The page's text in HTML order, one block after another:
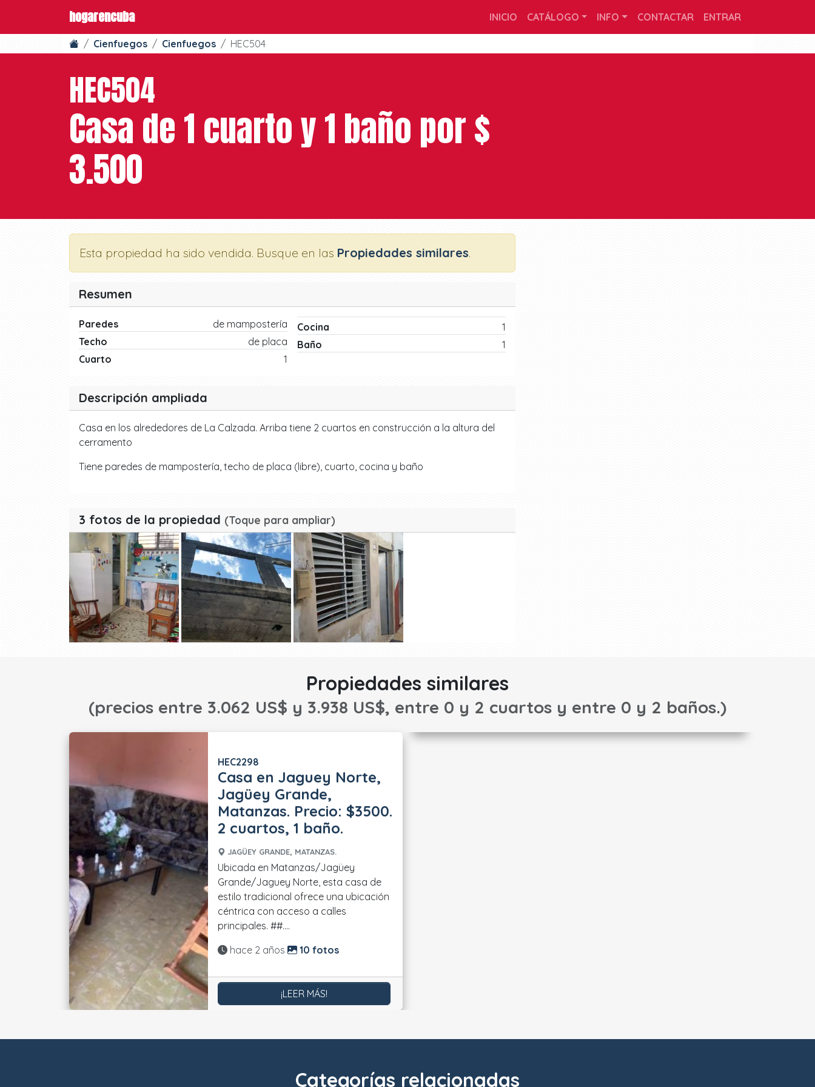
hogarencuba INICIO CATÁLOGO INFO CONTACTAR ENTRAR
Cienfuegos Cienfuegos HEC504
HEC504
Casa de 1 cuarto y 1 baño por $
3.500
Esta propiedad ha sido vendida. Busque en las Propiedades similares.
Resumen
Paredes
de mampostería
Techo
de placa
Cuarto
1
Cocina
1
Baño
1
Descripción ampliada
Casa en los alrededores de La Calzada. Arriba tiene 2 cuartos en construcción a la altura del
cerramento
Tiene paredes de mampostería, techo de placa (libre), cuarto, cocina y baño
3 fotos de la propiedad (Toque para ampliar)
Propiedades similares
(precios entre 3.062 US$ y 3.938 US$, entre 0 y 2 cuartos y entre 0 y 2 baños.)
HEC2298
Casa en Jaguey Norte,
Jagüey Grande,
Matanzas. Precio: $3500.
2 cuartos, 1 baño.
JAGÜEY GRANDE, MATANZAS.
Ubicada en Matanzas/Jagüey
Grande/Jaguey Norte, esta casa de
estilo tradicional ofrece una ubicación
céntrica con acceso a calles
principales. ##....
Actualizado:
hace 2 años 10 fotos
¡LEER MÁS!
Categorías relacionadas